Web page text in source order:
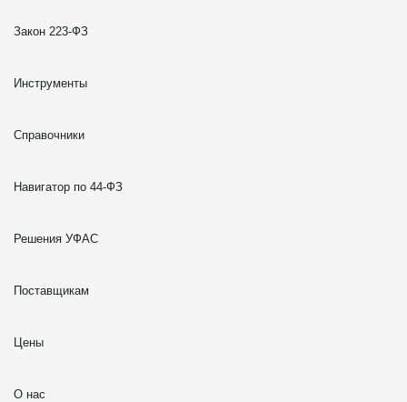
Закон 223-ФЗ
Инструменты
Справочники
Навигатор по 44-ФЗ
Решения УФАС
Поставщикам
Цены
О нас